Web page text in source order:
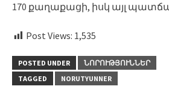
170 քաղաքացի, իսկ այլ
Post Views: 1,535
POSTED UNDER
ՆՈՐՈՒԹՅՈՒՆՆԵՐ
TAGGED
NORUTYUNNER